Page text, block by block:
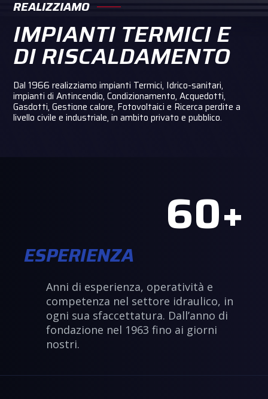
Dal 1966 realizziamo impianti Termici, Idrico-sanitari,
impianti di Antincendio, Condizionamento, Acquedotti,
Gasdotti, Gestione calore, Fotovoltaici e Ricerca perdite a
livello civile e industriale, in ambito privato e pubblico.
IMPIANTI TERMICI E
DI RISCALDAMENTO
REALIZZIAMO
60
ESPERIENZA
Anni di esperienza, operatività e
competenza nel settore idraulico, in
ogni sua sfaccettatura. Dall’anno di
fondazione nel 1963 fino ai giorni
nostri.